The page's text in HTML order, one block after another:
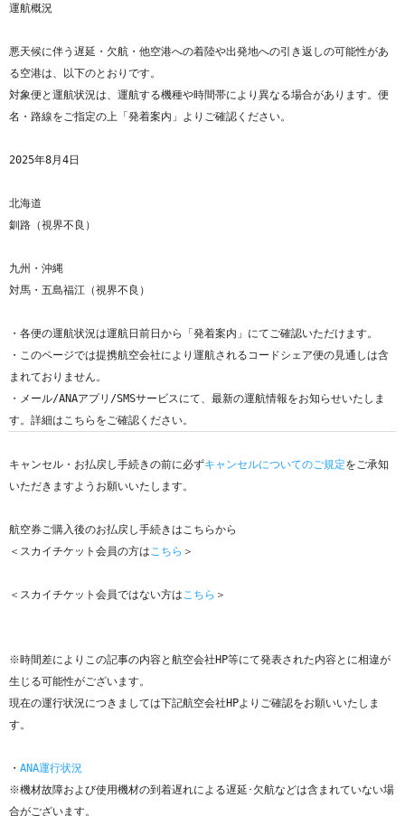
運航概況
悪天候に伴う遅延・欠航・他空港への着陸や出発地への引き返しの可能性があ
る空港は、以下のとおりです。
対象便と運航状況は、運航する機種や時間帯により異なる場合があります。便
名・路線をご指定の上「発着案内」よりご確認ください。
2025年8月4日
北海道
釧路（視界不良）
九州・沖縄
対馬・五島福江（視界不良）
・各便の運航状況は運航日前日から「発着案内」にてご確認いただけます。
・このページでは提携航空会社により運航されるコードシェア便の見通しは含
まれておりません。
・メール/ANAアプリ/SMSサービスにて、最新の運航情報をお知らせいたしま
キャンセル・お払戻し手続きの前に必ずキャンセルについてのご規定をご承知
いただきますようお願いいたします。
航空券ご購入後のお払戻し手続きはこちらから
＜スカイチケット会員の方はこちら ＞
＜スカイチケット会員ではない方はこちら ＞
※時間差によりこの記事の内容と航空会社HP等にて発表された内容とに相違が
生じる可能性がございます。
現在の運行状況につきましては下記航空会社HPよりご確認をお願いいたしま
す。
・ ANA運行状況
※機材故障および使用機材の到着遅れによる遅延･欠航などは含まれていない場
合がございます。